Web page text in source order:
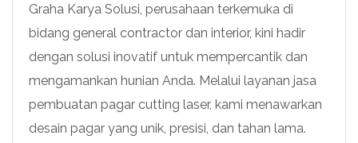
Graha Karya Solusi, perusahaan terkemuka di
bidang general contractor dan interior, kini hadir
dengan solusi inovatif untuk mempercantik dan
mengamankan hunian Anda. Melalui layanan jasa
pembuatan pagar cutting laser, kami menawarkan
desain pagar yang unik, presisi, dan tahan lama.